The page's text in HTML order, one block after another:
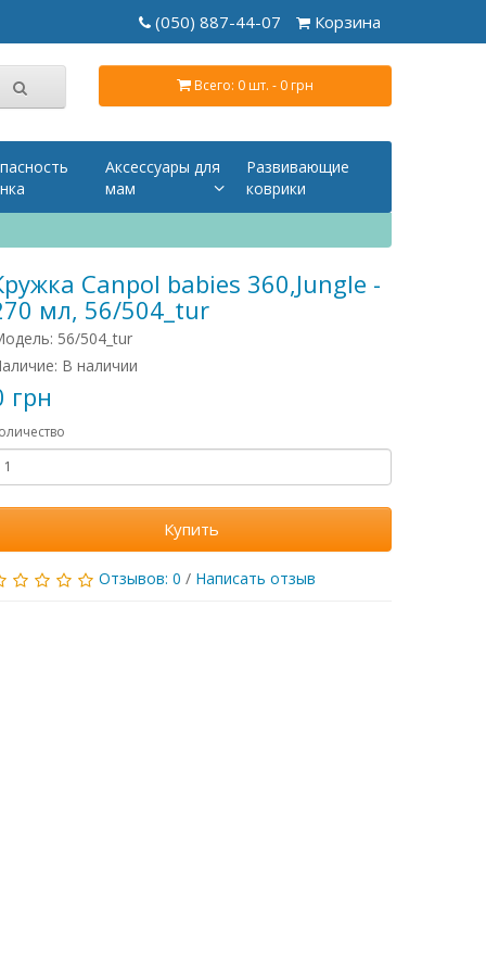
Корзина
(050) 887-44-07
Всего: 0 шт. - 0 грн
Аксессуары для
мам
Развивающие
коврики
Canpol babies 360,Jungle -
мл, 56/504_tur
56/504_tur
В наличии
грн
Купить
Отзывов: 0 / Написать отзыв